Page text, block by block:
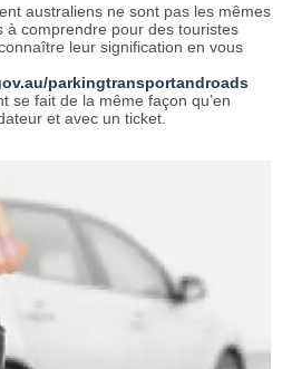
australiens ne sont pas les mêmes
à comprendre pour des touristes
leur signification en vous
parkingtransportandroads
se fait de la même façon qu’en
et avec un ticket.